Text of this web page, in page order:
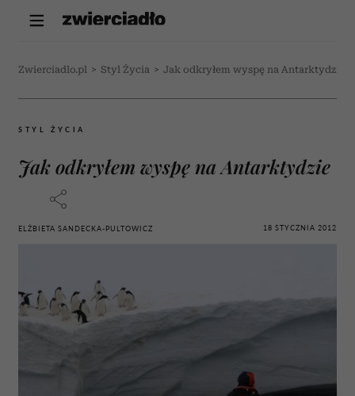
Zwierciadlo.pl > Styl Życia > Jak odkryłem wyspę na Antarktydzie
STYL ŻYCIA
Jak odkryłem wyspę na Antarktydzie
ELŻBIETA SANDECKA-PULTOWICZ 18 STYCZNIA 2012